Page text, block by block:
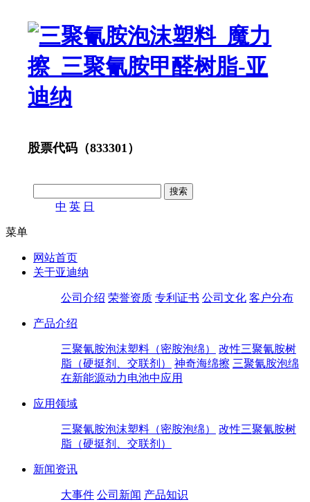
股票代码（833301）
中 英 日
菜单
网站首页
关于亚迪纳
公司介绍 荣誉资质 专利证书 公司文化 客户分布
产品介绍
三聚氰胺泡沫塑料（密胺泡绵）
改性三聚氰胺树
脂（硬挺剂、交联剂）
神奇海绵擦 三聚氰胺泡绵
在新能源动力电池中应用
应用领域
三聚氰胺泡沫塑料（密胺泡绵）
改性三聚氰胺树
脂（硬挺剂、交联剂）
新闻资讯
大事件 公司新闻 产品知识